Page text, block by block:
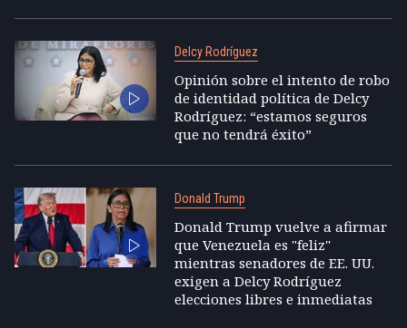
Delcy Rodríguez
Opinión sobre el intento de robo
de identidad política de Delcy
Rodríguez: “estamos seguros
que no tendrá éxito”
Donald Trump
Donald Trump vuelve a afirmar
que Venezuela es "feliz"
mientras senadores de EE. UU.
exigen a Delcy Rodríguez
elecciones libres e inmediatas